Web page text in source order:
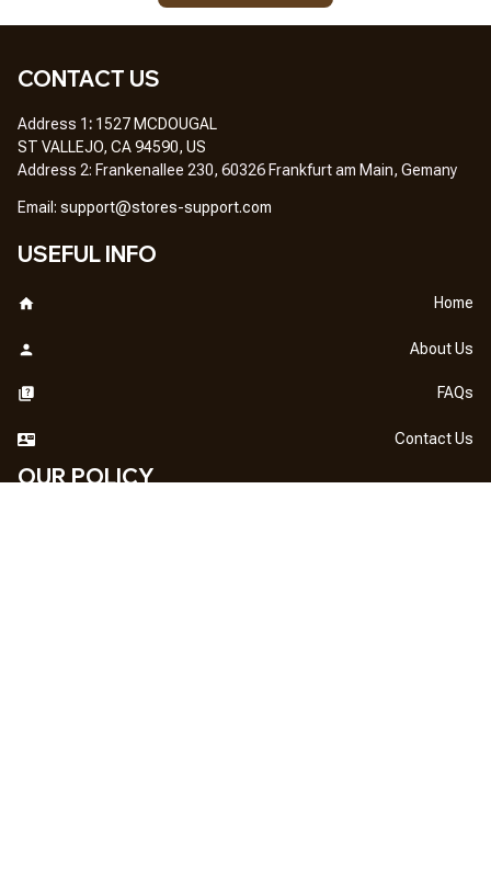
CONTACT US
Address 1: 1527 MCDOUGAL
ST VALLEJO, CA 94590, US
Address 2: Frankenallee 230, 60326 Frankfurt am Main, Gemany
Email: support@stores-support.com
USEFUL INFO
Home
About Us
FAQs
Contact Us
OUR POLICY